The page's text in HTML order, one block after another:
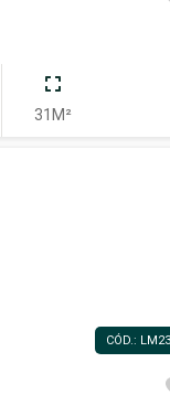
31M²
CÓD.: